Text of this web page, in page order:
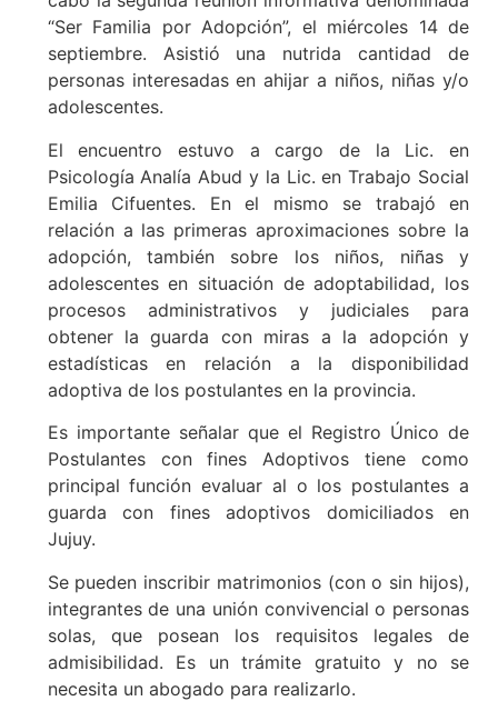
“Ser Familia por Adopción”, el miércoles 14 de
septiembre. Asistió una nutrida cantidad de
personas interesadas en ahijar a niños, niñas y/o
adolescentes.
El encuentro estuvo a cargo de la Lic. en
Psicología Analía Abud y la Lic. en Trabajo Social
Emilia Cifuentes. En el mismo se trabajó en
relación a las primeras aproximaciones sobre la
adopción, también sobre los niños, niñas y
adolescentes en situación de adoptabilidad, los
procesos administrativos y judiciales para
obtener la guarda con miras a la adopción y
estadísticas en relación a la disponibilidad
adoptiva de los postulantes en la provincia.
Es importante señalar que el Registro Único de
Postulantes con fines Adoptivos tiene como
principal función evaluar al o los postulantes a
guarda con fines adoptivos domiciliados en
Jujuy.
Se pueden inscribir matrimonios (con o sin hijos),
integrantes de una unión convivencial o personas
solas, que posean los requisitos legales de
admisibilidad. Es un trámite gratuito y no se
necesita un abogado para realizarlo.